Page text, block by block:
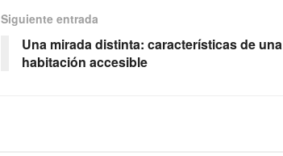
Siguiente entrada
Una mirada distinta: características de una
habitación accesible